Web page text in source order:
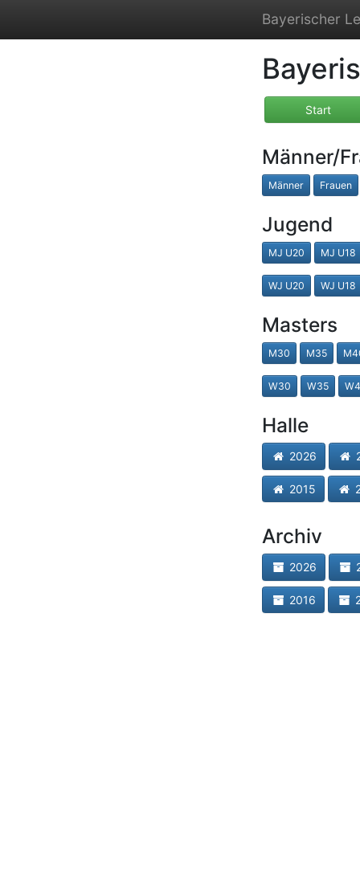
Bayerischer
Start
Männer/
Männer Frauen
Jugend
MJ U20 MJ U18
WJ U20 WJ U18
Masters
M30 M35
W30 W35
Halle
2026
2015
Archiv
2026
2016